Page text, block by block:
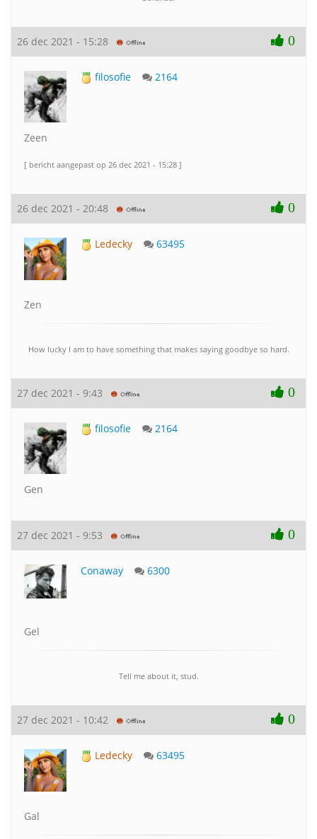
26 dec 2021 - 15:28 0
filosofie 2164
Zeen
[ bericht aangepast op 26 dec 2021 - 15:28 ]
26 dec 2021 - 20:48 0
Ledecky 63495
Zen
How lucky I am to have something that makes saying goodbye so hard.
27 dec 2021 - 9:43 0
filosofie 2164
Gen
27 dec 2021 - 9:53 0
Conaway 6300
Gel
Tell me about it, stud.
27 dec 2021 - 10:42 0
Ledecky 63495
Gal